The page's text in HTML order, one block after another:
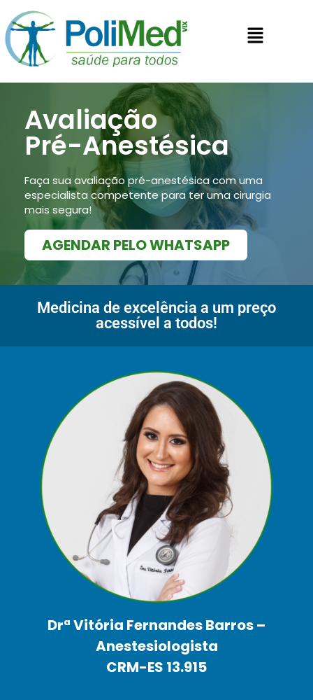
Avaliação
Pré-Anestésica
Faça sua avaliação pré-anestésica com uma
especialista competente para ter uma cirurgia
mais segura!
AGENDAR PELO WHATSAPP
Medicina de excelência a um preço
acessível a todos!
Drª Vitória Fernandes Barros –
Anestesiologista
CRM-ES 13.915